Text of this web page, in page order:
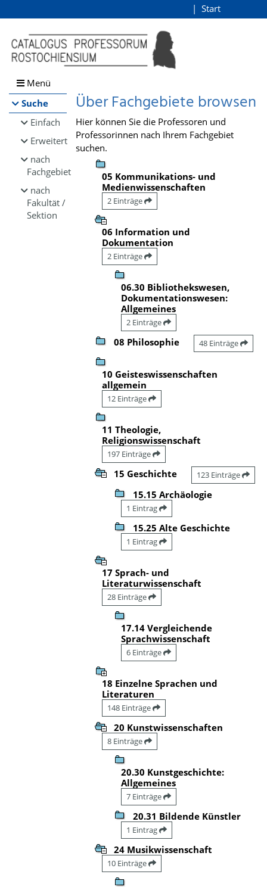
Browsen
direkt zum Inhalt
Start
Menü
Suche
Einfach
Erweitert
nach
Fachgebiet
nach
Fakultät /
Sektion
Über Fachgebiete browsen
Hier können Sie die Professoren und
Professorinnen nach Ihrem Fachgebiet
suchen.
05 Kommunikations- und
Medienwissenschaften
2 Einträge
06 Information und
Dokumentation
2 Einträge
06.30 Bibliothekswesen,
Dokumentationswesen:
Allgemeines
2 Einträge
08 Philosophie 48 Einträge
10 Geisteswissenschaften
allgemein
12 Einträge
11 Theologie,
Religionswissenschaft
197 Einträge
15 Geschichte 123 Einträge
15.15 Archäologie
1 Eintrag
15.25 Alte Geschichte
1 Eintrag
17 Sprach- und
Literaturwissenschaft
28 Einträge
17.14 Vergleichende
Sprachwissenschaft
6 Einträge
18 Einzelne Sprachen und
Literaturen
148 Einträge
20 Kunstwissenschaften
8 Einträge
20.30 Kunstgeschichte:
Allgemeines
7 Einträge
20.31 Bildende Künstler
1 Eintrag
24 Musikwissenschaft
10 Einträge